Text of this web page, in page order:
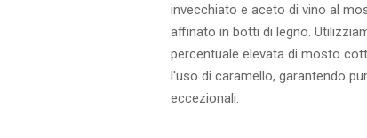
invecchiato e aceto di vino al
affinato in botti di legno.
percentuale elevata di mosto
l'uso di caramello, garantendo
eccezionali.